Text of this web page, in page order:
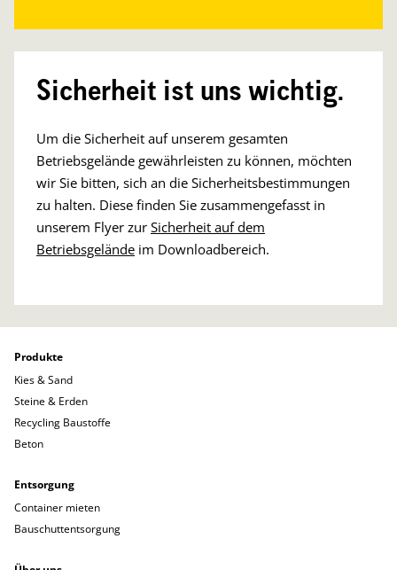
Sicherheit ist uns wichtig.
Um die Sicherheit auf unserem gesamten
Betriebsgelände gewährleisten zu können, möchten
wir Sie bitten, sich an die Sicherheitsbestimmungen
zu halten. Diese finden Sie zusammengefasst in
unserem Flyer zur Sicherheit auf dem
Betriebsgelände im Downloadbereich.
Produkte
Kies & Sand
Steine & Erden
Recycling Baustoffe
Beton
Entsorgung
Container mieten
Bauschuttentsorgung